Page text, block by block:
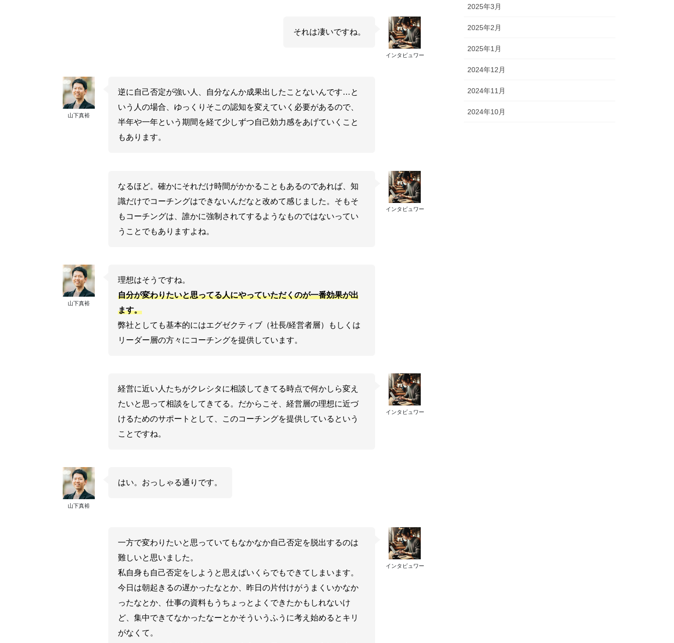
インタビュワー
それは凄いですね。
山下真裕
逆に自己否定が強い人、自分なんか成果出したことないんです…と
いう人の場合、ゆっくりそこの認知を変えていく必要があるので、
半年や一年という期間を経て少しずつ自己効力感をあげていくこと
もあります。
インタビュワー
なるほど。確かにそれだけ時間がかかることもあるのであれば、知
識だけでコーチングはできないんだなと改めて感じました。そもそ
もコーチングは、誰かに強制されてするようなものではないってい
うことでもありますよね。
山下真裕
理想はそうですね。
自分が変わりたいと思ってる人にやっていただくのが一番効果が出
ます。
弊社としても基本的にはエグゼクティブ（社長/経営者層）もしくは
リーダー層の方々にコーチングを提供しています。
インタビュワー
経営に近い人たちがクレシタに相談してきてる時点で何かしら変え
たいと思って相談をしてきてる。だからこそ、経営層の理想に近づ
けるためのサポートとして、このコーチングを提供しているという
ことですね。
山下真裕
はい。おっしゃる通りです。
インタビュワー
一方で変わりたいと思っていてもなかなか自己否定を脱出するのは
難しいと思いました。
私自身も自己否定をしようと思えばいくらでもできてしまいます。
今日は朝起きるの遅かったなとか、昨日の片付けがうまくいかなか
ったなとか、仕事の資料もうちょっとよくできたかもしれないけ
ど、集中できてなかったなーとかそういうふうに考え始めるとキリ
がなくて。
2025年3月
2025年2月
2025年1月
2024年12月
2024年11月
2024年10月